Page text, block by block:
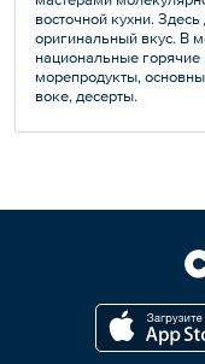
восточной кухни.
оригинальный вкус. В
национальные горячие
морепродукты,
воке, десерты.